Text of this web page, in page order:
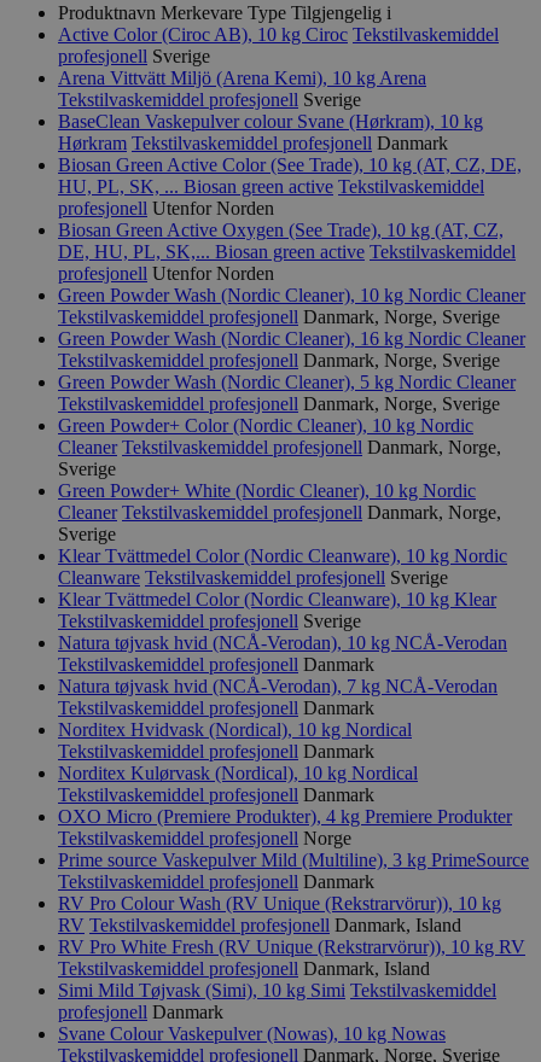
Produktnavn Merkevare Type Tilgjengelig i
Active Color (Ciroc AB), 10 kg Ciroc Tekstilvaskemiddel
profesjonell Sverige
Arena Vittvätt Miljö (Arena Kemi), 10 kg Arena
Tekstilvaskemiddel profesjonell Sverige
BaseClean Vaskepulver colour Svane (Hørkram), 10 kg
Hørkram Tekstilvaskemiddel profesjonell Danmark
Biosan Green Active Color (See Trade), 10 kg (AT, CZ, DE,
HU, PL, SK, ... Biosan green active Tekstilvaskemiddel
profesjonell Utenfor Norden
Biosan Green Active Oxygen (See Trade), 10 kg (AT, CZ,
DE, HU, PL, SK,... Biosan green active Tekstilvaskemiddel
profesjonell Utenfor Norden
Green Powder Wash (Nordic Cleaner), 10 kg Nordic Cleaner
Tekstilvaskemiddel profesjonell Danmark, Norge, Sverige
Green Powder Wash (Nordic Cleaner), 16 kg Nordic Cleaner
Tekstilvaskemiddel profesjonell Danmark, Norge, Sverige
Green Powder Wash (Nordic Cleaner), 5 kg Nordic Cleaner
Tekstilvaskemiddel profesjonell Danmark, Norge, Sverige
Green Powder+ Color (Nordic Cleaner), 10 kg Nordic
Cleaner Tekstilvaskemiddel profesjonell Danmark, Norge,
Sverige
Green Powder+ White (Nordic Cleaner), 10 kg Nordic
Cleaner Tekstilvaskemiddel profesjonell Danmark, Norge,
Sverige
Klear Tvättmedel Color (Nordic Cleanware), 10 kg Nordic
Cleanware Tekstilvaskemiddel profesjonell Sverige
Klear Tvättmedel Color (Nordic Cleanware), 10 kg Klear
Tekstilvaskemiddel profesjonell Sverige
Natura tøjvask hvid (NCÅ-Verodan), 10 kg NCÅ-Verodan
Tekstilvaskemiddel profesjonell Danmark
Natura tøjvask hvid (NCÅ-Verodan), 7 kg NCÅ-Verodan
Tekstilvaskemiddel profesjonell Danmark
Norditex Hvidvask (Nordical), 10 kg Nordical
Tekstilvaskemiddel profesjonell Danmark
Norditex Kulørvask (Nordical), 10 kg Nordical
Tekstilvaskemiddel profesjonell Danmark
OXO Micro (Premiere Produkter), 4 kg Premiere Produkter
Tekstilvaskemiddel profesjonell Norge
Prime source Vaskepulver Mild (Multiline), 3 kg PrimeSource
Tekstilvaskemiddel profesjonell Danmark
RV Pro Colour Wash (RV Unique (Rekstrarvörur)), 10 kg
RV Tekstilvaskemiddel profesjonell Danmark, Island
RV Pro White Fresh (RV Unique (Rekstrarvörur)), 10 kg RV
Tekstilvaskemiddel profesjonell Danmark, Island
Simi Mild Tøjvask (Simi), 10 kg Simi Tekstilvaskemiddel
profesjonell Danmark
Svane Colour Vaskepulver (Nowas), 10 kg Nowas
Tekstilvaskemiddel profesjonell Danmark, Norge, Sverige